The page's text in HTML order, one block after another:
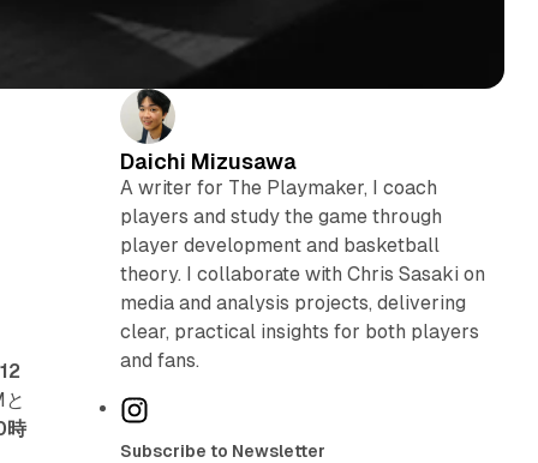
12
時
Daichi Mizusawa
A writer for The Playmaker, I coach
players and study the game through
player development and basketball
theory. I collaborate with Chris Sasaki on
media and analysis projects, delivering
clear, practical insights for both players
and fans.
I
Subscribe to Newsletter